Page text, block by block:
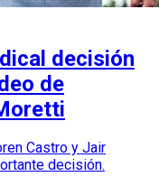
decisión
de
Castro y Jair
decisión.